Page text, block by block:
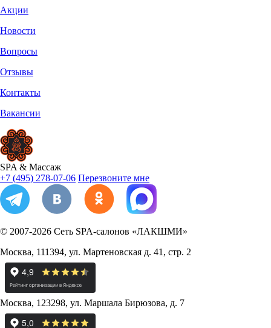
Акции
Новости
Вопросы
Отзывы
Контакты
Вакансии
SPA & Массаж
+7 (495) 278-07-06 Перезвоните мне
© 2007-2026 Сеть SPA-салонов «ЛАКШМИ»
Москва, 111394, ул. Мартеновская д. 41, стр. 2
Москва, 123298, ул. Маршала Бирюзова, д. 7